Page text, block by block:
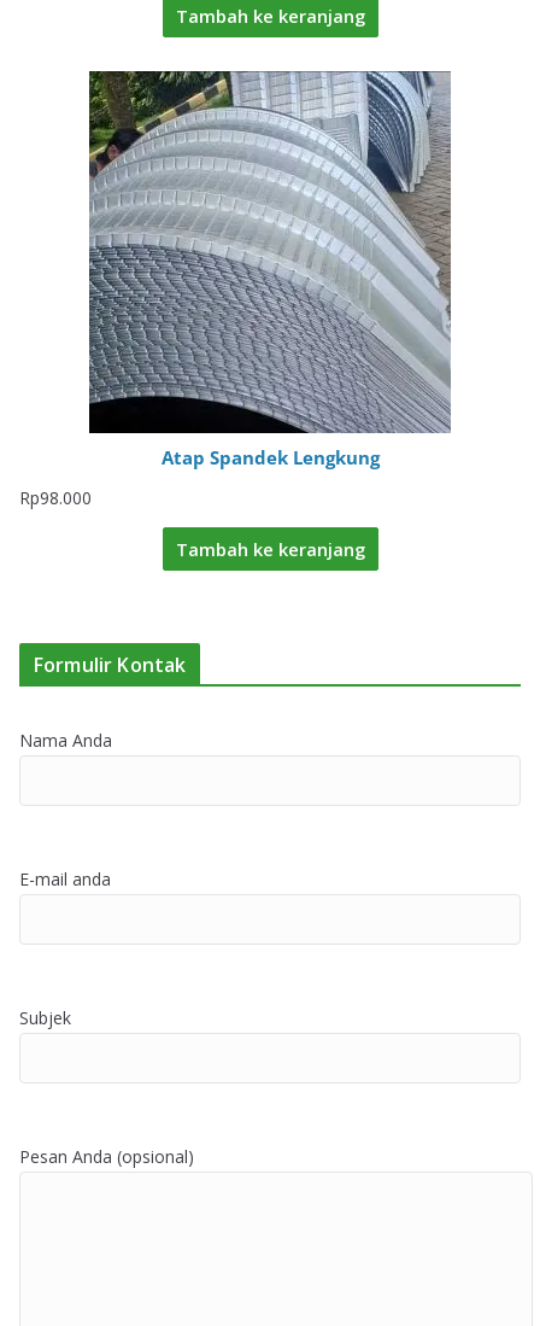
Tambah ke keranjang
Atap Spandek Lengkung
Rp98.000
Tambah ke keranjang
Formulir Kontak
Nama Anda
E-mail anda
Subjek
Pesan Anda (opsional)